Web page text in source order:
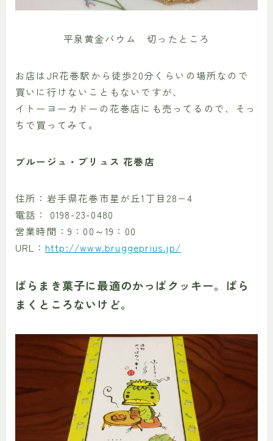
平泉黄金バウム 切ったところ
お店はJR花巻駅から徒歩20分くらいの場所なので
買いに行けないこともないですが、
イトーヨーカドーの花巻店にも売ってるので、そっ
ちで買ってみて。
ブルージュ・プリュス 花巻店
住所：岩手県花巻市星が丘1丁目28−4
電話： 0198-23-0480
営業時間：9：00～19：00
URL： http://www.bruggeprius.jp/
ばらまき菓子に最適のかっぱクッキー。ばら
まくところないけど。